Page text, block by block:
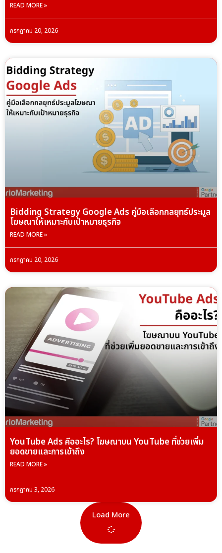
READ MORE »
กรกฎาคม 20, 2026
Bidding Strategy Google Ads คู่มือเลือกกลยุทธ์ประมูล
โฆษณาให้เหมาะกับเป้าหมายธุรกิจ
READ MORE »
กรกฎาคม 20, 2026
YouTube Ads คืออะไร? โฆษณาบน YouTube ที่ช่วยเพิ่ม
ยอดขายและการเข้าถึง
READ MORE »
กรกฎาคม 3, 2026
Load More